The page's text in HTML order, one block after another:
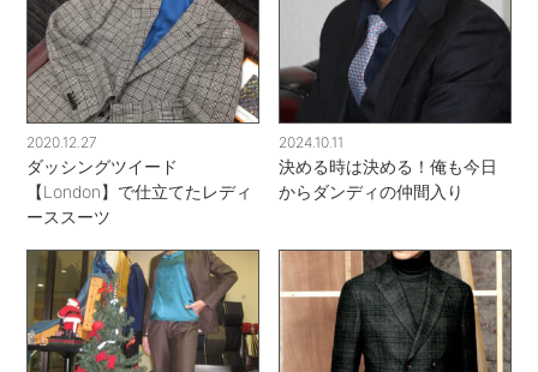
2020.12.27
ダッシングツイード
【London】で仕立てたレディ
ーススーツ
2024.10.11
決める時は決める！俺も今日
からダンディの仲間入り